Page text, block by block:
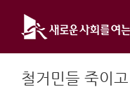
content
철거민들 죽이